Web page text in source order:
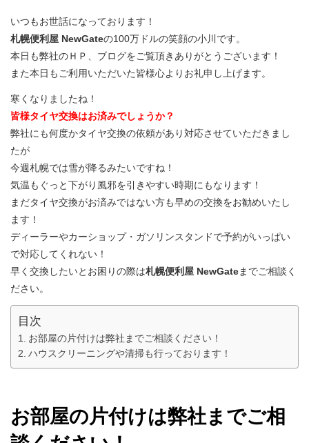
いつもお世話になっております！
札幌便利屋 NewGateの100万ドルの笑顔の小川です。
本日も弊社のＨＰ、ブログをご覧頂きありがとうございます！
また本日もご利用いただいた皆様心よりお礼申し上げます。
寒くなりましたね！
皆様タイヤ交換はお済みでしょうか？
弊社にも何度かタイヤ交換の依頼があり対応させていただきまし
たが
今週札幌では雪が降るみたいですね！
気温もぐっと下がり風邪を引きやすい時期にもなります！
まだタイヤ交換がお済みではない方も早めの交換をお勧めいたし
ます！
ディーラーやカーショップ・ガソリンスタンドで予約がいっぱい
で対応してくれない！
早く交換したいとお困りの際は札幌便利屋 NewGateまでご相談く
ださい。
目次
お部屋の片付けは弊社までご相談ください！
ハウスクリーニングや清掃も行っております！
お部屋の片付けは弊社までご相